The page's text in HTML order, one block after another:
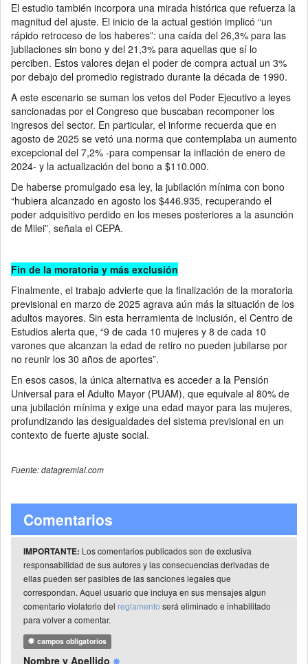
El estudio también incorpora una mirada histórica que refuerza la
magnitud del ajuste. El inicio de la actual gestión implicó “un
rápido retroceso de los haberes”: una caída del 26,3% para las
jubilaciones sin bono y del 21,3% para aquellas que sí lo
perciben. Estos valores dejan el poder de compra actual un 3%
por debajo del promedio registrado durante la década de 1990.
A este escenario se suman los vetos del Poder Ejecutivo a leyes
sancionadas por el Congreso que buscaban recomponer los
ingresos del sector. En particular, el informe recuerda que en
agosto de 2025 se vetó una norma que contemplaba un aumento
excepcional del 7,2% -para compensar la inflación de enero de
2024- y la actualización del bono a $110.000.
De haberse promulgado esa ley, la jubilación mínima con bono
“hubiera alcanzado en agosto los $446.935, recuperando el
poder adquisitivo perdido en los meses posteriores a la asunción
de Milei”, señala el CEPA.
Fin de la moratoria y más exclusión
Finalmente, el trabajo advierte que la finalización de la moratoria
previsional en marzo de 2025 agrava aún más la situación de los
adultos mayores. Sin esta herramienta de inclusión, el Centro de
Estudios alerta que, “9 de cada 10 mujeres y 8 de cada 10
varones que alcanzan la edad de retiro no pueden jubilarse por
no reunir los 30 años de aportes”.
En esos casos, la única alternativa es acceder a la Pensión
Universal para el Adulto Mayor (PUAM), que equivale al 80% de
una jubilación mínima y exige una edad mayor para las mujeres,
profundizando las desigualdades del sistema previsional en un
contexto de fuerte ajuste social.
Fuente: datagremial.com
Comentarios
IMPORTANTE: Los comentarios publicados son de exclusiva
responsabilidad de sus autores y las consecuencias derivadas de
ellas pueden ser pasibles de las sanciones legales que
correspondan. Aquel usuario que incluya en sus mensajes algun
comentario violatorio del reglamento será eliminado e inhabilitado
para volver a comentar.
campos obligatorios
Nombre y Apellido